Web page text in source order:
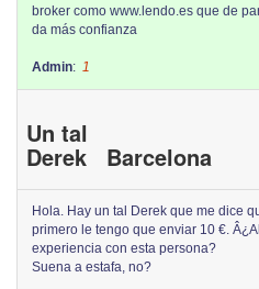
broker como www.lendo.es que de
da más confianza
Admin: 1
Un tal
Derek Barcelona
Hola. Hay un tal Derek que me dice
primero le tengo que enviar 10 €.
experiencia con esta persona?
Suena a estafa, no?